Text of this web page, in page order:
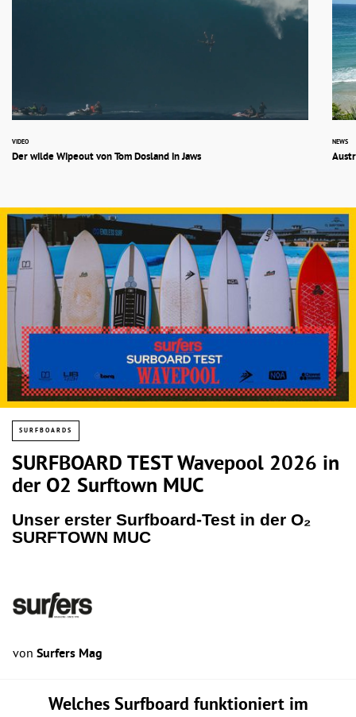
VIDEO
Der wilde Wipeout von Tom Dosland in Jaws
NEWS
SURFBOARDS
SURFBOARD TEST Wavepool 2026 in
der O2 Surftown MUC
Unser erster Surfboard-Test in der O₂
SURFTOWN MUC
von Surfers Mag
Welches Surfboard funktioniert im